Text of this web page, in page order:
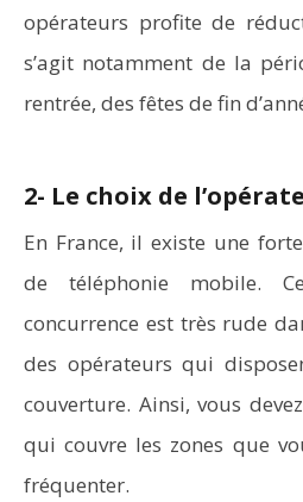
opérateurs profite de
s’agit notamment de la
rentrée, des fêtes de fin
2- Le choix de
En France, il existe une
de téléphonie mobile.
concurrence est très rude
des opérateurs qui
couverture. Ainsi, vous
qui couvre les zones que
fréquenter.